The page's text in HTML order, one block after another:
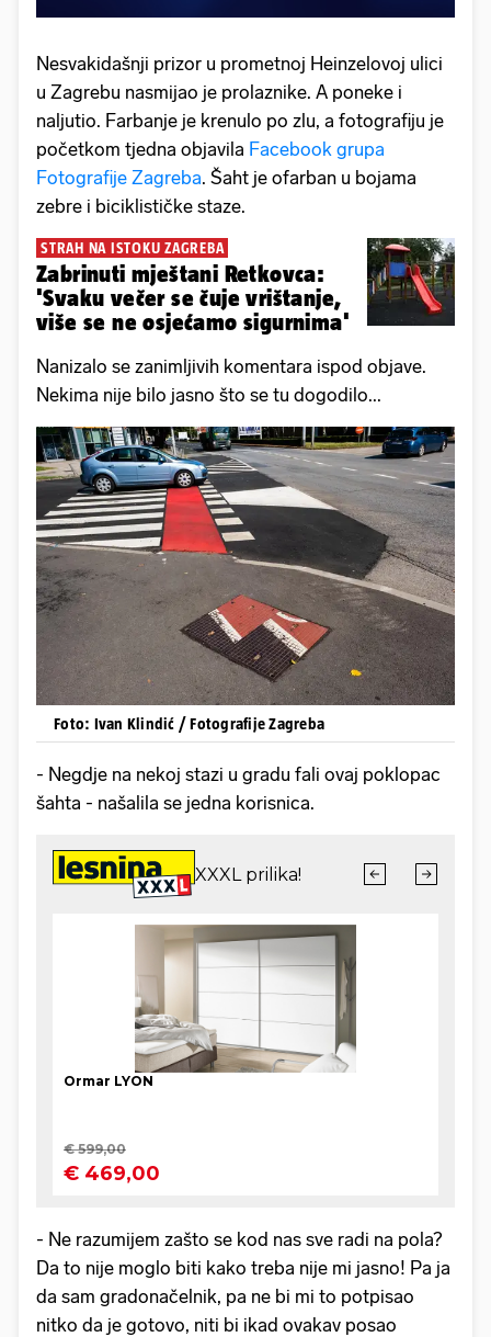
Nesvakidašnji prizor u prometnoj Heinzelovoj ulici
u Zagrebu nasmijao je prolaznike. A poneke i
naljutio. Farbanje je krenulo po zlu, a fotografiju je
početkom tjedna objavila Facebook grupa
Fotografije Zagreba. Šaht je ofarban u bojama
zebre i biciklističke staze.
STRAH NA ISTOKU ZAGREBA
Zabrinuti mještani Retkovca:
'Svaku večer se čuje vrištanje,
više se ne osjećamo sigurnima'
Nanizalo se zanimljivih komentara ispod objave.
Nekima nije bilo jasno što se tu dogodilo...
Foto: Ivan Klindić / Fotografije Zagreba
- Negdje na nekoj stazi u gradu fali ovaj poklopac
šahta - našalila se jedna korisnica.
- Ne razumijem zašto se kod nas sve radi na pola?
Da to nije moglo biti kako treba nije mi jasno! Pa ja
da sam gradonačelnik, pa ne bi mi to potpisao
nitko da je gotovo, niti bi ikad ovakav posao